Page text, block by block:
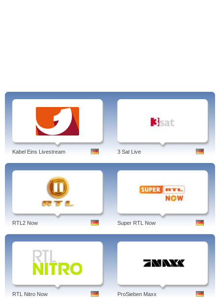
Kabel Eins Livestream 3 Sat Live
RTL2 Now Super RTL Now
RTL Nitro Now ProSieben Maxx